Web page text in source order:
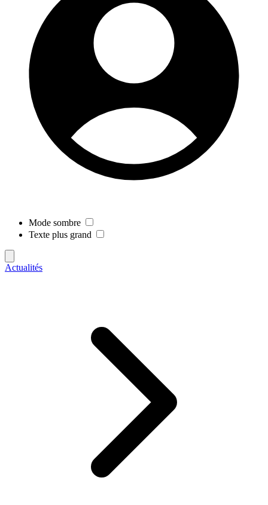
Mode sombre
Texte plus grand
Actualités